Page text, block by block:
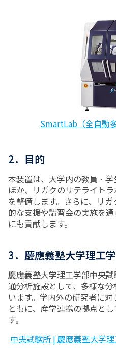
SmartLab（全自動
2．目的
本装置は、大学内の教員・
ほか、リガクのサテライト
を整備します。さらに、リ
的な支援や講習会の実施を
にも貢献します。
3．慶應義塾大学理工
慶應義塾大学理工学部中央
通分析施設として、多様な
います。学内外の研究者に
ともに、産学連携の拠点と
す。
中央試験所 | 慶應義塾大学